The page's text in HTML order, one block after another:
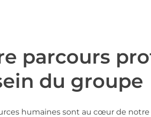
parcours
du groupe
humaines sont au cœur de